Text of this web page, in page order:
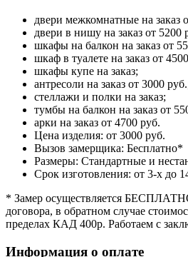
двери межкомнатные на заказ
двери в нишу на заказ от 5200
шкафы на балкон на заказ от
шкаф в туалете на заказ от
шкафы купе на заказ;
антресоли на заказ от 3000
стеллажи и полки на заказ;
тумбы на балкон на заказ от
арки на заказ от 4700 руб.
Цена изделия: от 3000 руб.
Вызов замерщика: Бесплатно*
Размеры: Стандартные и
Срок изготовления: от 3-х до
* Замер осуществляется
договора, в обратном случае
пределах КАД 400р. Работаем с
Информация о оплате